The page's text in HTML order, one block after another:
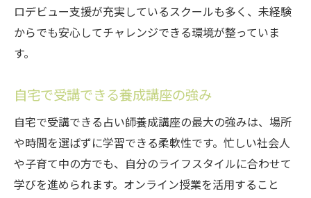
ロデビュー支援が充実しているスクールも多く、未経験
からでも安心してチャレンジできる環境が整っていま
す。
自宅で受講できる養成講座の強み
自宅で受講できる占い師養成講座の最大の強みは、場所
や時間を選ばずに学習できる柔軟性です。忙しい社会人
や子育て中の方でも、自分のライフスタイルに合わせて
学びを進められます。オンライン授業を活用すること